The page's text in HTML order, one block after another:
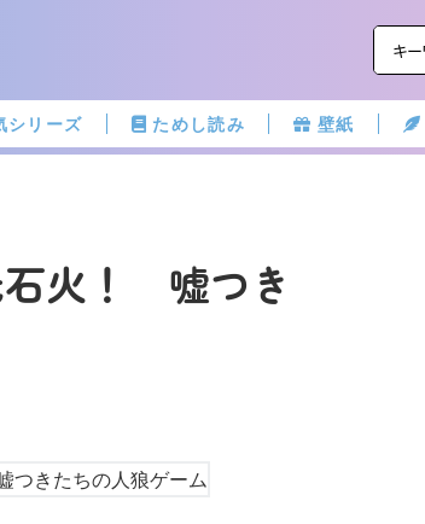
シリーズ ためし読み 壁紙
火！ 嘘つき